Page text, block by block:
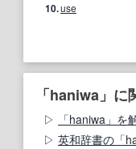
10.use
「haniwa」
「haniwa」
英和辞書の「